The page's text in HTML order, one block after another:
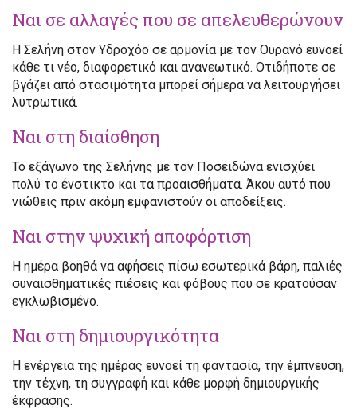
Ναι σε αλλαγές που σε απελευθερώνουν
Η Σελήνη στον Υδροχόο σε αρμονία με τον Ουρανό ευνοεί
κάθε τι νέο, διαφορετικό και ανανεωτικό. Οτιδήποτε σε
βγάζει από στασιμότητα μπορεί σήμερα να λειτουργήσει
λυτρωτικά.
Ναι στη διαίσθηση
Το εξάγωνο της Σελήνης με τον Ποσειδώνα ενισχύει
πολύ το ένστικτο και τα προαισθήματα. Άκου αυτό που
νιώθεις πριν ακόμη εμφανιστούν οι αποδείξεις.
Ναι στην ψυχική αποφόρτιση
Η ημέρα βοηθά να αφήσεις πίσω εσωτερικά βάρη, παλιές
συναισθηματικές πιέσεις και φόβους που σε κρατούσαν
εγκλωβισμένο.
Ναι στη δημιουργικότητα
Η ενέργεια της ημέρας ευνοεί τη φαντασία, την έμπνευση,
την τέχνη, τη συγγραφή και κάθε μορφή δημιουργικής
έκφρασης.